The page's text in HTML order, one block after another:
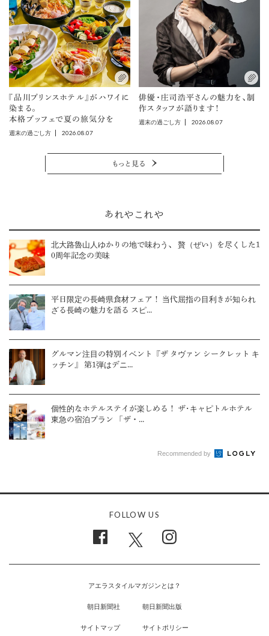
『品川プリンスホテル』がハワイに
染まる。
本格ブッフェで夏の旅気分を
週末の過ごし方 2026.08.07
俳優・庄司浩平さんの魅力を、制
作スタッフが語ります！
週末の過ごし方 2026.08.07
もっと見る
あれやこれや
北大路魯山人ゆかりの地で味わう、 贅（ぜい）を尽くした1
0周年記念の美味
平日限定の長崎県食材フェア！ 当代屈指の目利きが知られ
ざる長崎の魅力を語る スピ...
グルマン注目の特別イベント『ザ タヴァン シークレット キ
ッチン』 第1弾はデニ...
個性的なホテルステイが楽しめる！ ザ･キャピトルホテル
東急の宿泊プラン 「ザ・...
Recommended by
FOLLOW US
アエラスタイルマガジンとは？
朝日新聞社 朝日新聞出版
サイトマップ サイトポリシー